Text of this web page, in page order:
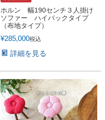
ホルン 幅190センチ３人掛け
ソファー ハイバックタイプ
（布地タイプ）
¥285,000税込
詳細を見る